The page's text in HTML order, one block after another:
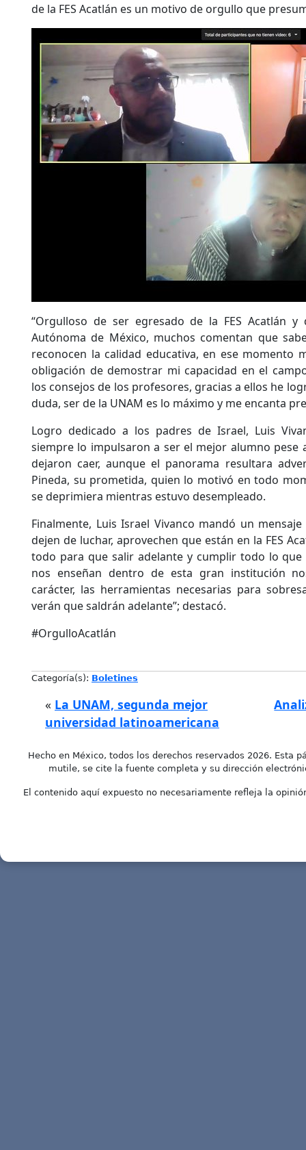
de la FES Acatlán es un motivo de orgullo que
“Orgulloso de ser egresado de la FES Acatlán y
Autónoma de México, muchos comentan que
reconocen la calidad educativa, en ese momento
obligación de demostrar mi capacidad en el
los consejos de los profesores, gracias a ellos he
duda, ser de la UNAM es lo máximo y me encanta
Logro dedicado a los padres de Israel, Luis
siempre lo impulsaron a ser el mejor alumno pese
dejaron caer, aunque el panorama resultara
Pineda, su prometida, quien lo motivó en todo
se deprimiera mientras estuvo desempleado.
Finalmente, Luis Israel Vivanco mandó un
dejen de luchar, aprovechen que están en la FES
todo para que salir adelante y cumplir todo lo
nos enseñan dentro de esta gran institución
carácter, las herramientas necesarias para
verán que saldrán adelante”; destacó.
#OrgulloAcatlán
Categoría(s): Boletines
« La UNAM, segunda mejor
universidad latinoamericana
Hecho en México, todos los derechos reservados 2026. Esta
mutile, se cite la fuente completa y su dirección
El contenido aquí expuesto no necesariamente refleja la